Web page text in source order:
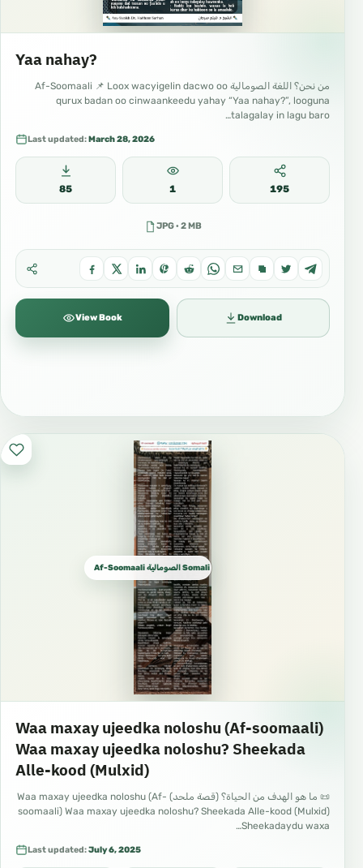
Yaa nahay?
من نحن؟ اللغة الصومالية Af-Soomaali 📌 Loox wacyigelin dacwo oo
qurux badan oo cinwaankeedu yahay “Yaa nahay?”, looguna
talagalay in lagu baro…
Last updated:March 28, 2026
85 1 195
JPG · 2 MB
View Book Download
Waa maxay ujeedka noloshu (Af-soomaali)
Waa maxay ujeedka noloshu? Sheekada
Alle-kood (Mulxid)
📜 ما هو الهدف من الحياة؟ (قصة ملحد) Waa maxay ujeedka noloshu (Af-
soomaali) Waa maxay ujeedka noloshu? Sheekada Alle-kood (Mulxid)
Sheekadaydu waxa…
Last updated:July 6, 2025